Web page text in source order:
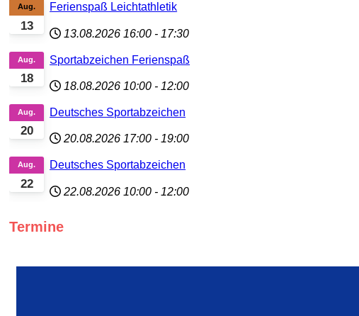
13
Aug. Ferienspaß Leichtathletik
13.08.2026 16:00 - 17:30
18
Aug. Sportabzeichen Ferienspaß
18.08.2026 10:00 - 12:00
20
Aug. Deutsches Sportabzeichen
20.08.2026 17:00 - 19:00
22
Aug. Deutsches Sportabzeichen
22.08.2026 10:00 - 12:00
Termine